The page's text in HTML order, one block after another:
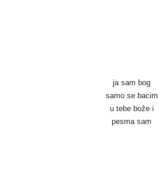
ja sam bog
samo se bacim
u tebe bože i
pesma sam